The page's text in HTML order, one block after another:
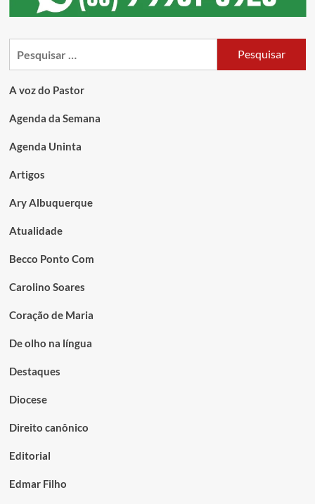
A voz do Pastor
Agenda da Semana
Agenda Uninta
Artigos
Ary Albuquerque
Atualidade
Becco Ponto Com
Carolino Soares
Coração de Maria
De olho na língua
Destaques
Diocese
Direito canônico
Editorial
Edmar Filho